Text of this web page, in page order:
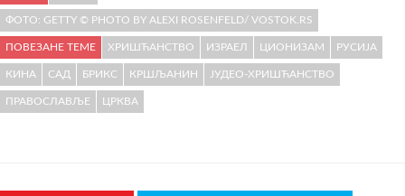
ФОТО: GETTY © PHOTO BY ALEXI ROSENFELD/ VOSTOK.RS
ПОВЕЗАНЕ ТЕМЕ ХРИШЋАНСТВО ИЗРАЕЛ ЦИОНИЗАМ РУСИЈА
КИНА САД БРИКС КРШЉАНИН ЈУДЕО-ХРИШЋАНСТВО
ПРАВОСЛАВЉЕ ЦРКВА